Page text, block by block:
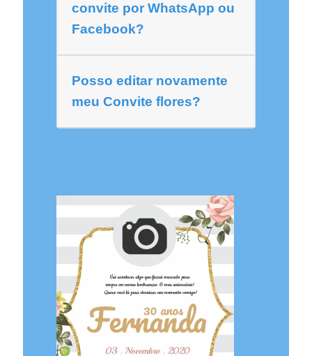
convite por WhatsApp ou
Facebook?
Posso editar novamente
meu Convite flores?